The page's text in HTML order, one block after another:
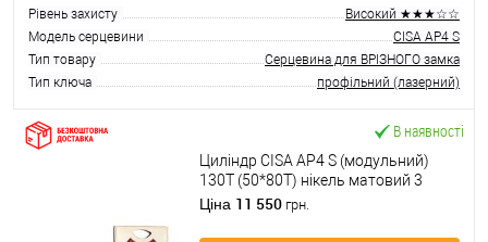
Рівень захисту
Високий ★★★☆☆
Модель серцевини
CISA AP4 S
Тип товару
Серцевина для ВРІЗНОГО замка
Тип ключа
профільний (лазерний)
В наявності
Циліндр CISA AP4 S (модульний)
130T (50*80T) нікель матовий 3
ключі
Ціна 11 550 грн.